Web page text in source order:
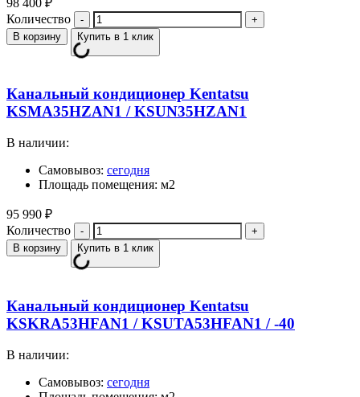
Количество
В корзину Купить в 1 клик
Канальный кондиционер Kentatsu
KSMA35HZAN1 / KSUN35HZAN1
В наличии:
Самовывоз: сегодня
Площадь помещения: м2
95 990 ₽
Количество
В корзину Купить в 1 клик
Канальный кондиционер Kentatsu
KSKRA53HFAN1 / KSUTA53HFAN1 / -40
В наличии:
Самовывоз: сегодня